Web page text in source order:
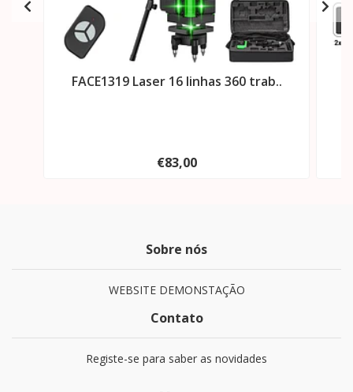
FACE1319 Laser 16 linhas 360 trab..
€83,00
Sobre nós
WEBSITE DEMONSTAÇÃO
Contato
Registe-se para saber as novidades